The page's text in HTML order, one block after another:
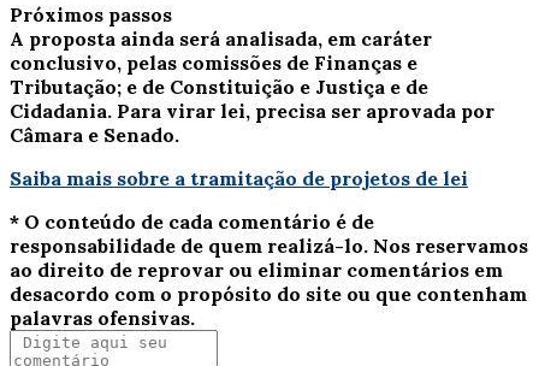
Próximos passos
A proposta ainda será analisada, em caráter
conclusivo, pelas comissões de Finanças e
Tributação; e de Constituição e Justiça e de
Cidadania. Para virar lei, precisa ser aprovada por
Câmara e Senado.
Saiba mais sobre a tramitação de projetos de lei
* O conteúdo de cada comentário é de
responsabilidade de quem realizá-lo. Nos reservamos
ao direito de reprovar ou eliminar comentários em
desacordo com o propósito do site ou que contenham
palavras ofensivas.